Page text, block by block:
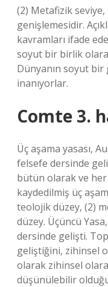
(2) Metafizik
genişlemesidir.
kavramları ifade
soyut bir birlik
Dünyanın soyut
inanıyorlar.
Comte 3.
Üç aşama yasası,
felsefe dersinde
bütün olarak ve
kaydedilmiş üç
teolojik düzey, (2)
düzey. Üçüncü
dersinde gelişti.
geliştiğini, zihinsel
olarak zihinsel
düşünülebilir